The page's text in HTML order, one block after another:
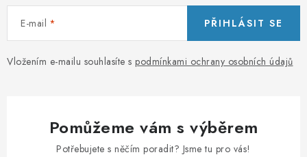
E-mail
Vložením e-mailu souhlasíte s podmínkami ochrany osobních údajů
PŘIHLÁSIT SE
Pomůžeme vám s výběrem
Potřebujete s něčím poradit? Jsme tu pro vás!